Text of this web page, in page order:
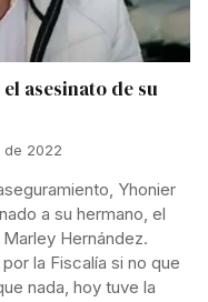
asesinato de su
de 2022
Yhonier
a su hermano, el
Hernández.
la Fiscalía si no que
nada, hoy tuve la